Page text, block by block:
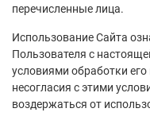
перечисленные лица.
Использование Сайта
Пользователя с
условиями обработки
несогласия с этими
воздержаться от